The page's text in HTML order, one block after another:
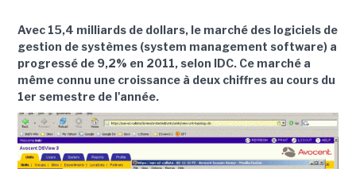
Avec 15,4 milliards de dollars, le marché des logiciels de
gestion de systèmes (system management software) a
progressé de 9,2% en 2011, selon IDC. Ce marché a
même connu une croissance à deux chiffres au cours du
1er semestre de l'année.